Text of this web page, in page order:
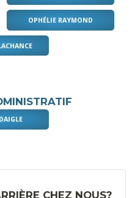
OPHÉLIE RAYMOND
CHEZ NOUS?